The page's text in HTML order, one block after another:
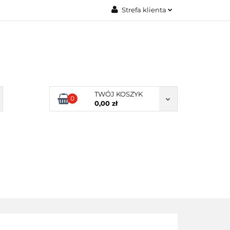
Strefa klienta
0
TWÓJ KOSZYK
0,00 zł